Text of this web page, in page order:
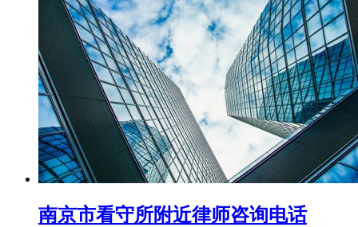
南京市看守所附近律师咨询电话